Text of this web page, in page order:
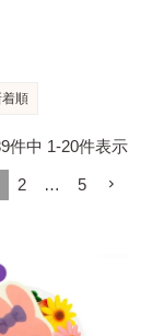
着順
件中 1-20件表示
2 … 5